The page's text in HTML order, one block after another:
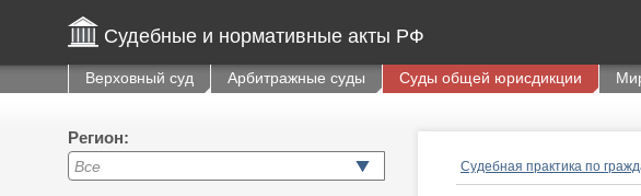
Судебные и нормативные акты РФ
Верховный суд Арбитражные суды Суды общей юрисдикции
Регион:
Судебная практика по